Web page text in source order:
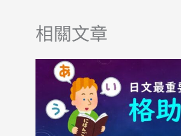
相關文章